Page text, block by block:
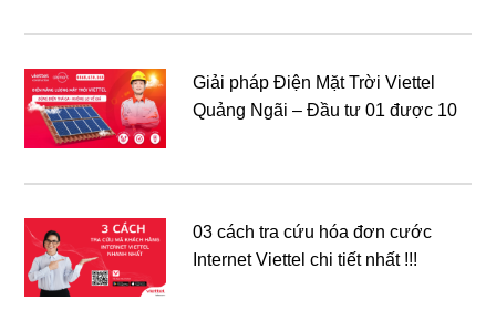
Giải pháp Điện Mặt Trời Viettel
Quảng Ngãi – Đầu tư 01 được 10
03 cách tra cứu hóa đơn cước
Internet Viettel chi tiết nhất !!!